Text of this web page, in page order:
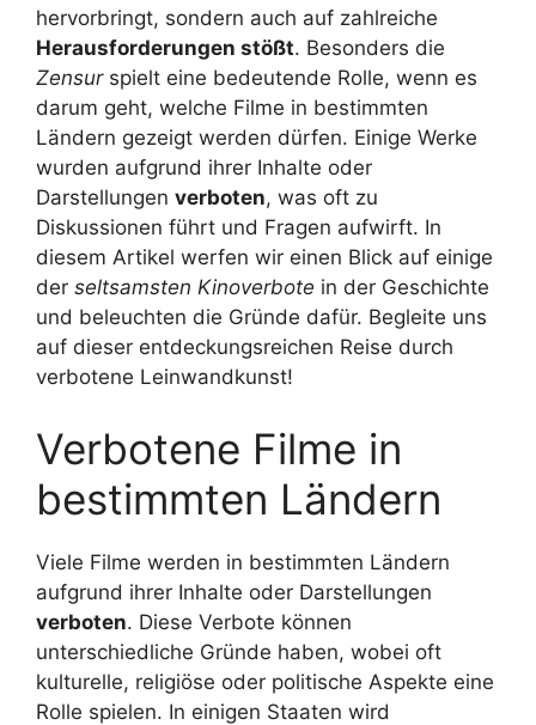
hervorbringt, sondern auch auf zahlreiche
Herausforderungen stößt. Besonders die
Zensurspielt eine bedeutende Rolle, wenn es
darum geht, welche Filme in bestimmten
Ländern gezeigt werden dürfen. Einige Werke
wurden aufgrund ihrer Inhalte oder
Darstellungen verboten, was oft zu
Diskussionen führt und Fragen aufwirft. In
diesem Artikel werfen wir einen Blick auf einige
der seltsamsten Kinoverbote in der Geschichte
und beleuchten die Gründe dafür. Begleite uns
auf dieser entdeckungsreichen Reise durch
verbotene Leinwandkunst!
Verbotene Filme in
bestimmten Ländern
Viele Filme werden in bestimmten Ländern
aufgrund ihrer Inhalte oder Darstellungen
verboten. Diese Verbote können
unterschiedliche Gründe haben, wobei oft
kulturelle, religiöse oder politische Aspekte eine
Rolle spielen. In einigen Staaten wird